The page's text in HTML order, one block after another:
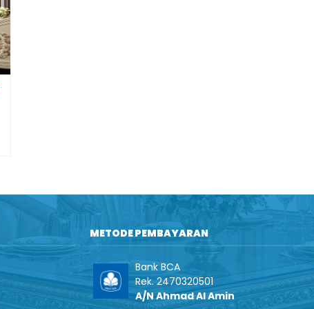
METODE PEMBAYARAN
Bank BCA
Rek. 2470320501
A/N Ahmad Al Amin